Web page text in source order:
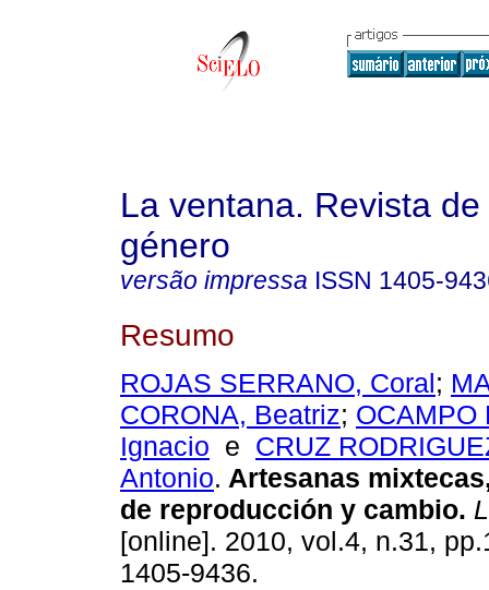
La ventana. Revista
género
versão impressa ISSN 1405-
Resumo
ROJAS SERRANO, Coral;
CORONA, Beatriz; OCAMPO
Ignacio e CRUZ
Antonio. Artesanas
de reproducción y cambio.
[online]. 2010, vol.4, n.31,
1405-9436.